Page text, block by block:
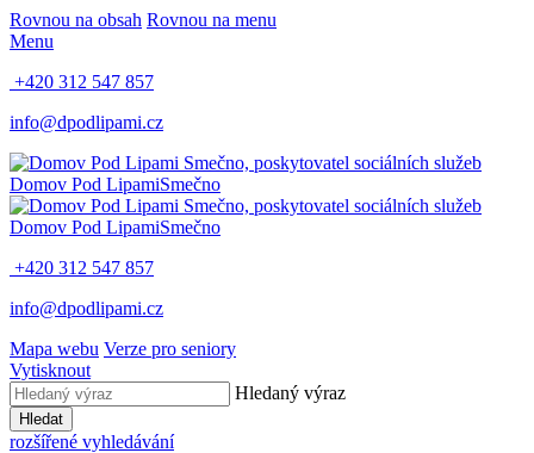
Rovnou na obsah Rovnou na menu
Menu
+420 312 547 857
info@dpodlipami.cz
Domov Pod LipamiSmečno
Domov Pod LipamiSmečno
+420 312 547 857
info@dpodlipami.cz
Mapa webu Verze pro seniory
Vytisknout
Hledaný výraz
Hledat
rozšířené vyhledávání